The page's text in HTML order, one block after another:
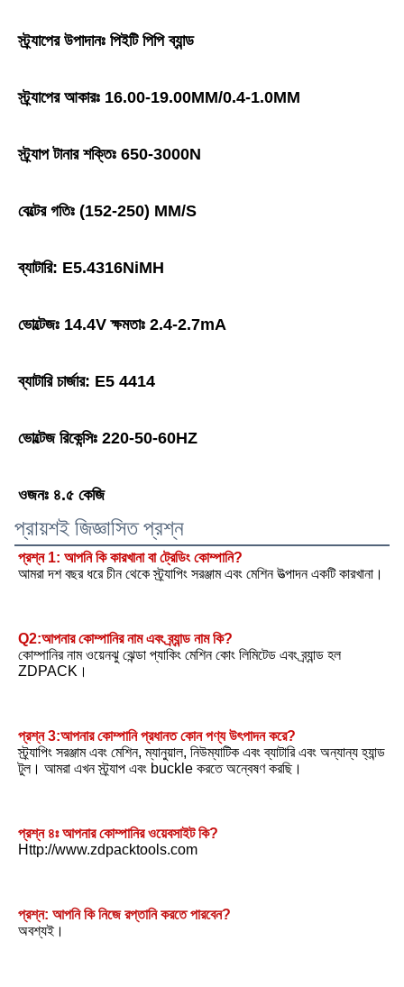
স্ট্র্যাপের উপাদানঃ পিইটি পিপি ব্যান্ড
স্ট্র্যাপের আকারঃ 16.00-19.00MM/0.4-1.0MM
স্ট্র্যাপ টানার শক্তিঃ 650-3000N
বেল্টের গতিঃ (152-250) MM/S
ব্যাটারি: E5.4316NiMH
ভোল্টেজঃ 14.4V ক্ষমতাঃ 2.4-2.7mA
ব্যাটারি চার্জার: E5 4414
ভোল্টেজ রিকেন্সিঃ 220-50-60HZ
ওজনঃ ৪.৫ কেজি
প্রায়শই জিজ্ঞাসিত প্রশ্ন
প্রশ্ন 1: আপনি কি কারখানা বা ট্রেডিং কোম্পানি?
আমরা দশ বছর ধরে চীন থেকে স্ট্র্যাপিং সরঞ্জাম এবং মেশিন উত্পাদন একটি কারখানা।
Q2:আপনার কোম্পানির নাম এবং ব্র্যান্ড নাম কি?
কোম্পানির নাম ওয়েনঝু ঝেন্ডা প্যাকিং মেশিন কোং লিমিটেড এবং ব্র্যান্ড হল
ZDPACK।
প্রশ্ন 3:আপনার কোম্পানি প্রধানত কোন পণ্য উৎপাদন করে?
স্ট্র্যাপিং সরঞ্জাম এবং মেশিন, ম্যানুয়াল, নিউম্যাটিক এবং ব্যাটারি এবং অন্যান্য হ্যান্ড
টুল। আমরা এখন স্ট্র্যাপ এবং buckle করতে অন্বেষণ করছি।
প্রশ্ন ৪ঃ আপনার কোম্পানির ওয়েবসাইট কি?
Http://www.zdpacktools.com
প্রশ্ন: আপনি কি নিজে রপ্তানি করতে পারবেন?
অবশ্যই।